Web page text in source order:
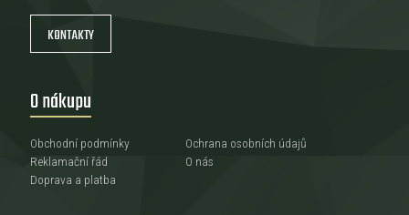
KONTAKTY
O nákupu
Obchodní podmínky
Reklamační řád
Doprava a platba
Ochrana osobních údajů
O nás